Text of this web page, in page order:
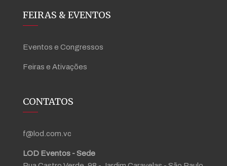
FEIRAS & EVENTOS
Eventos e Congressos
Feiras e Ativações
CONTATOS
f@lod.com.vc
LOD Eventos - Sede